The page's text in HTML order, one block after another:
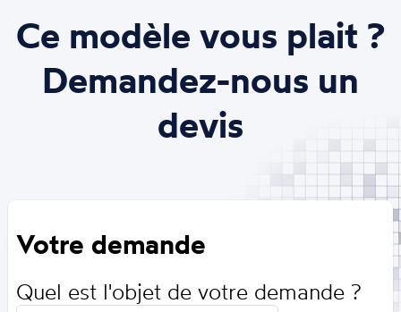
Ce modèle vous plait ?
Demandez-nous un
devis
Votre demande
Quel est l'objet de votre demande ?